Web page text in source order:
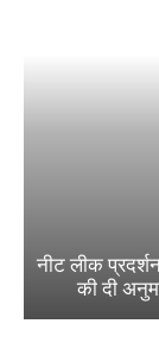
नीट लीक
की दी